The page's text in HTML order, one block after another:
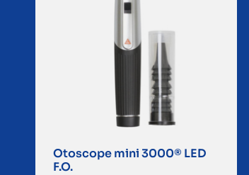
Otoscope mini 3000® LED
F.O.